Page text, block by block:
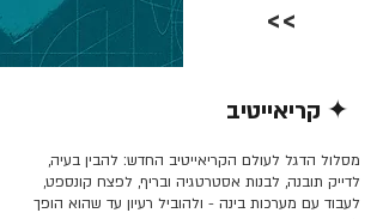
>>
✦ קריאייטיב
מסלול הדגל לעולם הקריאייטיב החדש: להבין בעיה,
לדייק תובנה, לבנות אסטרטגיה ובריף, לפצח קונספט,
לעבוד עם מערכות בינה - ולהוביל רעיון עד שהוא הופך